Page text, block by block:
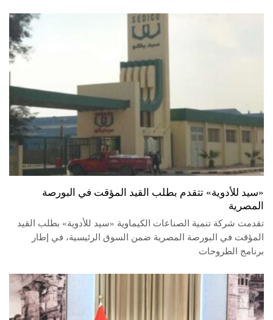
«سيد للأدوية» تتقدم بطلب القيد المؤقت في البورصة
المصرية
تقدمت شركة تنمية الصناعات الكيماوية «سيد للأدوية» بطلب القيد
المؤقت في البورصة المصرية ضمن السوق الرئيسية، في إطار
برنامج الطروحات